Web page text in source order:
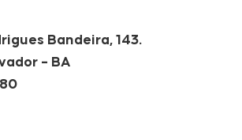
Bandeira, 143.
– BA